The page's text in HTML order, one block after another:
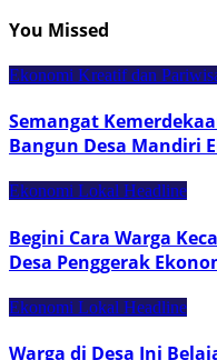
You Missed
Ekonomi Kreatif dan
Semangat
Bangun Desa Mandiri
Ekonomi Lokal Headline
Begini Cara Warga
Desa Penggerak
Ekonomi Lokal Headline
Warga di Desa Ini